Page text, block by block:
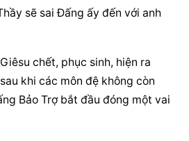
sẽ sai Đấng ấy đến với anh
chết, phục sinh, hiện ra
khi các môn đệ không còn
Bảo Trợ bắt đầu đóng một vai